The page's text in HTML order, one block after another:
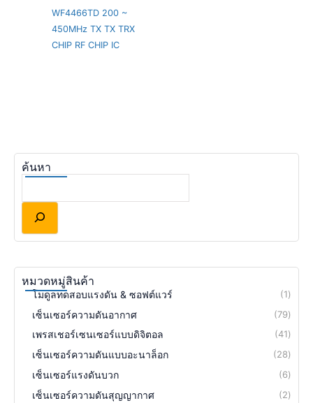
ค้นหา
หมวดหมู่สินค้า
โมดูลทดสอบแรงดัน & ซอฟต์แวร์ 1
เซ็นเซอร์ความดันอากาศ 79
เพรสเชอร์เซนเซอร์แบบดิจิตอล 41
เซ็นเซอร์ความดันแบบอะนาล็อก 28
เซ็นเซอร์แรงดันบวก 6
เซ็นเซอร์ความดันสุญญากาศ 2
WF4466TD 200 ~
450MHz TX TX TRX
CHIP RF CHIP IC